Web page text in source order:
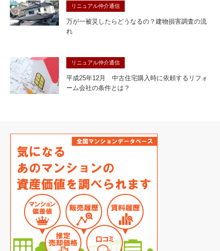
リニュアル仲介通信
万が一被災したらどうなるの？建物損害調査の流
れ
リニュアル仲介通信
平成25年12月 中古住宅購入時に依頼するリフォ
ーム会社の条件とは？